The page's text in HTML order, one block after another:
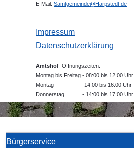
E-Mail: Samtgemeinde@Harpstedt.de
Impressum
Datenschutzerklärung
Amtshof Öffnungszeiten:
Montag bis Freitag - 08:00 bis 12:00 Uhr
Montag - 14:00 bis 16:00 Uhr
Donnerstag - 14:00 bis 17:00 Uhr
Bürgerservice